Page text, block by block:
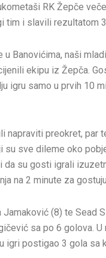
RK Žepče
tim i slavili rezultatom
Banovićima, naši
ekipu iz Žepča.
igru samo u prvih 10
napraviti preokret, par
su sve dileme oko
su gosti igrali
na 2 minute za
(8) te Sead
sa po 6 golova.
igri postigao 3 gola sa